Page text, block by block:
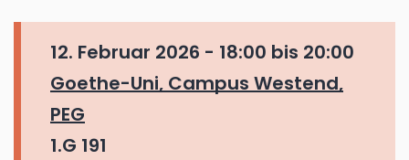
12. Februar 2026 - 18:00 bis 20:00
Goethe-Uni, Campus Westend,
PEG
1.G 191